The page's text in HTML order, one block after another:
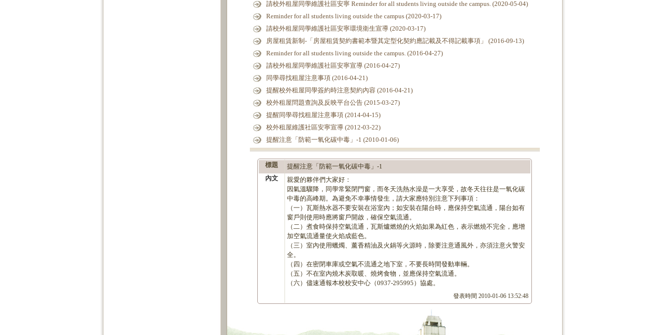
請校外租屋同學維護社區安寧 Reminder for all students living outside the campus. (2020-05-04)
Reminder for all students living outside the campus (2020-03-17)
請校外租屋同學維護社區安寧環境衛生宣導 (2020-03-17)
房屋租賃新制-「房屋租賃契約書範本暨其定型化契約應記載及不得記載事項」 (2016-09-13)
Reminder for all students living outside the campus. (2016-04-27)
請校外租屋同學維護社區安寧宣導 (2016-04-27)
同學尋找租屋注意事項 (2016-04-21)
提醒校外租屋同學簽約時注意契約內容 (2016-04-21)
校外租屋問題查詢及反映平台公告 (2015-03-27)
提醒同學尋找租屋注意事項 (2014-04-15)
校外租屋維護社區安寧宣導 (2012-03-22)
提醒注意「防範一氧化碳中毒」-1 (2010-01-06)
標題
提醒注意「防範一氧化碳中毒」-1
內文
親愛的夥伴們大家好：
因氣溫驟降，同學常緊閉門窗，而冬天洗熱水澡是一大享受，故冬天往往是一氧化碳
中毒的高峰期。為避免不幸事情發生，請大家應特別注意下列事項：
（一）瓦斯熱水器不要安裝在浴室內；如安裝在陽台時，應保持空氣流通，陽台如有
窗戶則使用時應將窗戶開啟，確保空氣流通。
（二）煮食時保持空氣流通，瓦斯爐燃燒的火焰如果為紅色，表示燃燒不完全，應增
加空氣流通量使火焰成藍色。
（三）室內使用蠟燭、薰香精油及火鍋等火源時，除要注意通風外，亦須注意火警安
全。
（四）在密閉車庫或空氣不流通之地下室，不要長時間發動車輛。
（五）不在室內燒木炭取暖、燒烤食物，並應保持空氣流通。
（六）儘速通報本校校安中心（0937-295995）協處。
發表時間 2010-01-06 13:52:48